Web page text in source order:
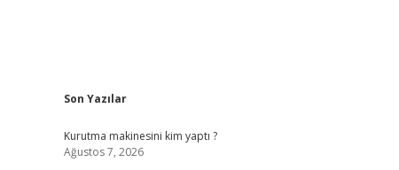
Sidebar
Son Yazılar
Kurutma makinesini kim yaptı ?
Ağustos 7, 2026